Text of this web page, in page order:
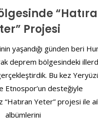
Projesi
yaşandığı günden beri
deprem bölgesindeki
Bu kez
Etnospor’un desteğiyle
“Hatıran Yeter” projesi ile
albümlerini